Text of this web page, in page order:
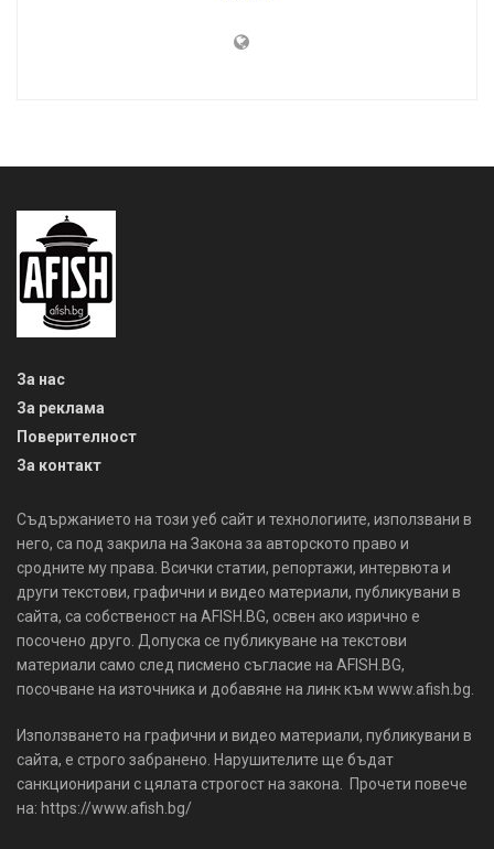
За нас
За реклама
Поверителност
За контакт
Съдържанието на този уеб сайт и технологиите, използвани в
него, са под закрила на Закона за авторското право и
сродните му права. Всички статии, репортажи, интервюта и
други текстови, графични и видео материали, публикувани в
сайта, са собственост на AFISH.BG, освен ако изрично е
посочено друго. Допуска се публикуване на текстови
материали само след писмено съгласие на AFISH.BG,
посочване на източника и добавяне на линк към www.afish.bg.
Използването на графични и видео материали, публикувани в
сайта, е строго забранено. Нарушителите ще бъдат
санкционирани с цялата строгост на закона. Прочети повече
на: https://www.afish.bg/